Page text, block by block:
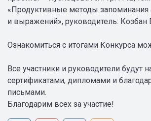
«Продуктивные методы запоминания
и выражений», руководитель: Козбан
Ознакомиться с итогами Конкурса
Все участники и руководители будут
сертификатами, дипломами и
письмами.
Благодарим всех за участие!